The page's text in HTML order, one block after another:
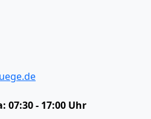
07:30 - 17:00 Uhr